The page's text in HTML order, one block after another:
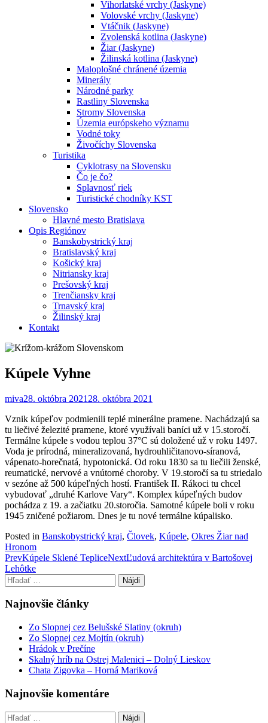
Vihorlatské vrchy (Jaskyne)
Volovské vrchy (Jaskyne)
Vtáčnik (Jaskyne)
Zvolenská kotlina (Jaskyne)
Žiar (Jaskyne)
Žilinská kotlina (Jaskyne)
Maloplošné chránené územia
Minerály
Národné parky
Rastliny Slovenska
Stromy Slovenska
Územia európskeho významu
Vodné toky
Živočíchy Slovenska
Turistika
Cyklotrasy na Slovensku
Čo je čo?
Splavnosť riek
Turistické chodníky KST
Slovensko
Hlavné mesto Bratislava
Opis Regiónov
Banskobystrický kraj
Bratislavský kraj
Košický kraj
Nitriansky kraj
Prešovský kraj
Trenčiansky kraj
Trnavský kraj
Žilinský kraj
Kontakt
Kúpele Vyhne
miva28. októbra 2021 28. októbra 2021
Vznik kúpeľov podmienili teplé minerálne pramene. Nachádzajú sa
tu liečivé železité pramene, ktoré využívali baníci už v 15.storočí.
Termálne kúpele s vodou teplou 37°C sú doložené už v roku 1497.
Voda je prírodná, mineralizovaná, hydrouhličitanovo-síranová,
vápenato-horečnatá, hypotonická. Od roku 1830 sa tu liečili ženské,
reumatické, nervové a vnútorné choroby. V 19.storočí sa tu striedalo
v sezóne až 500 kúpeľných hostí. František II. Rákoci tu chcel
vybudovať „druhé Karlove Vary“. Komplex kúpeľných budov
pochádza z 19. a začiatku 20.storočia. Samotné kúpele boli v roku
1945 zničené požiarom. Dnes je tu nové termálne kúpalisko.
Posted in Banskobystrický kraj, Človek, Kúpele, Okres Žiar nad
Hronom
Post
navigation
PrevKúpele Sklené TepliceNextĽudová architektúra v Bartošovej
Lehôtke
Hľadať:
Najnovšie články
Zo Slopnej cez Belušské Slatiny (okruh)
Zo Slopnej cez Mojtín (okruh)
Hrádok v Prečíne
Skalný hríb na Ostrej Malenici – Dolný Lieskov
Chata Zigovka – Horná Mariková
Najnovšie komentáre
Hľadať: